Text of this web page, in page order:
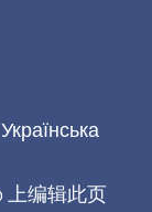
Українська
上编辑此页